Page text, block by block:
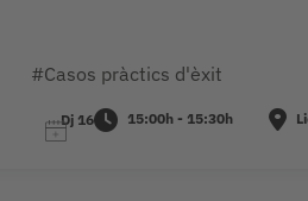
#Casos pràctics d'èxit
Dj 16 15:00h - 15:30h